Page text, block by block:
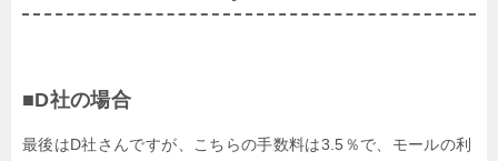
■D社の場合
最後はD社さんですが、こちらの手数料は3.5％で、モールの利